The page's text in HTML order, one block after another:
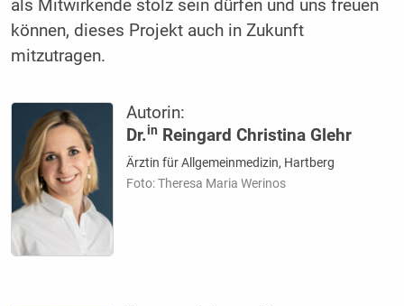
als Mitwirkende stolz sein dürfen und uns freuen
können, dieses Projekt auch in Zukunft
mitzutragen.
Autorin:
Dr.in Reingard Christina Glehr
Ärztin für Allgemeinmedizin, Hartberg
Foto: Theresa Maria Werinos